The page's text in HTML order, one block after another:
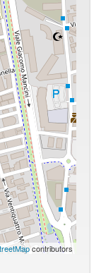
contributors